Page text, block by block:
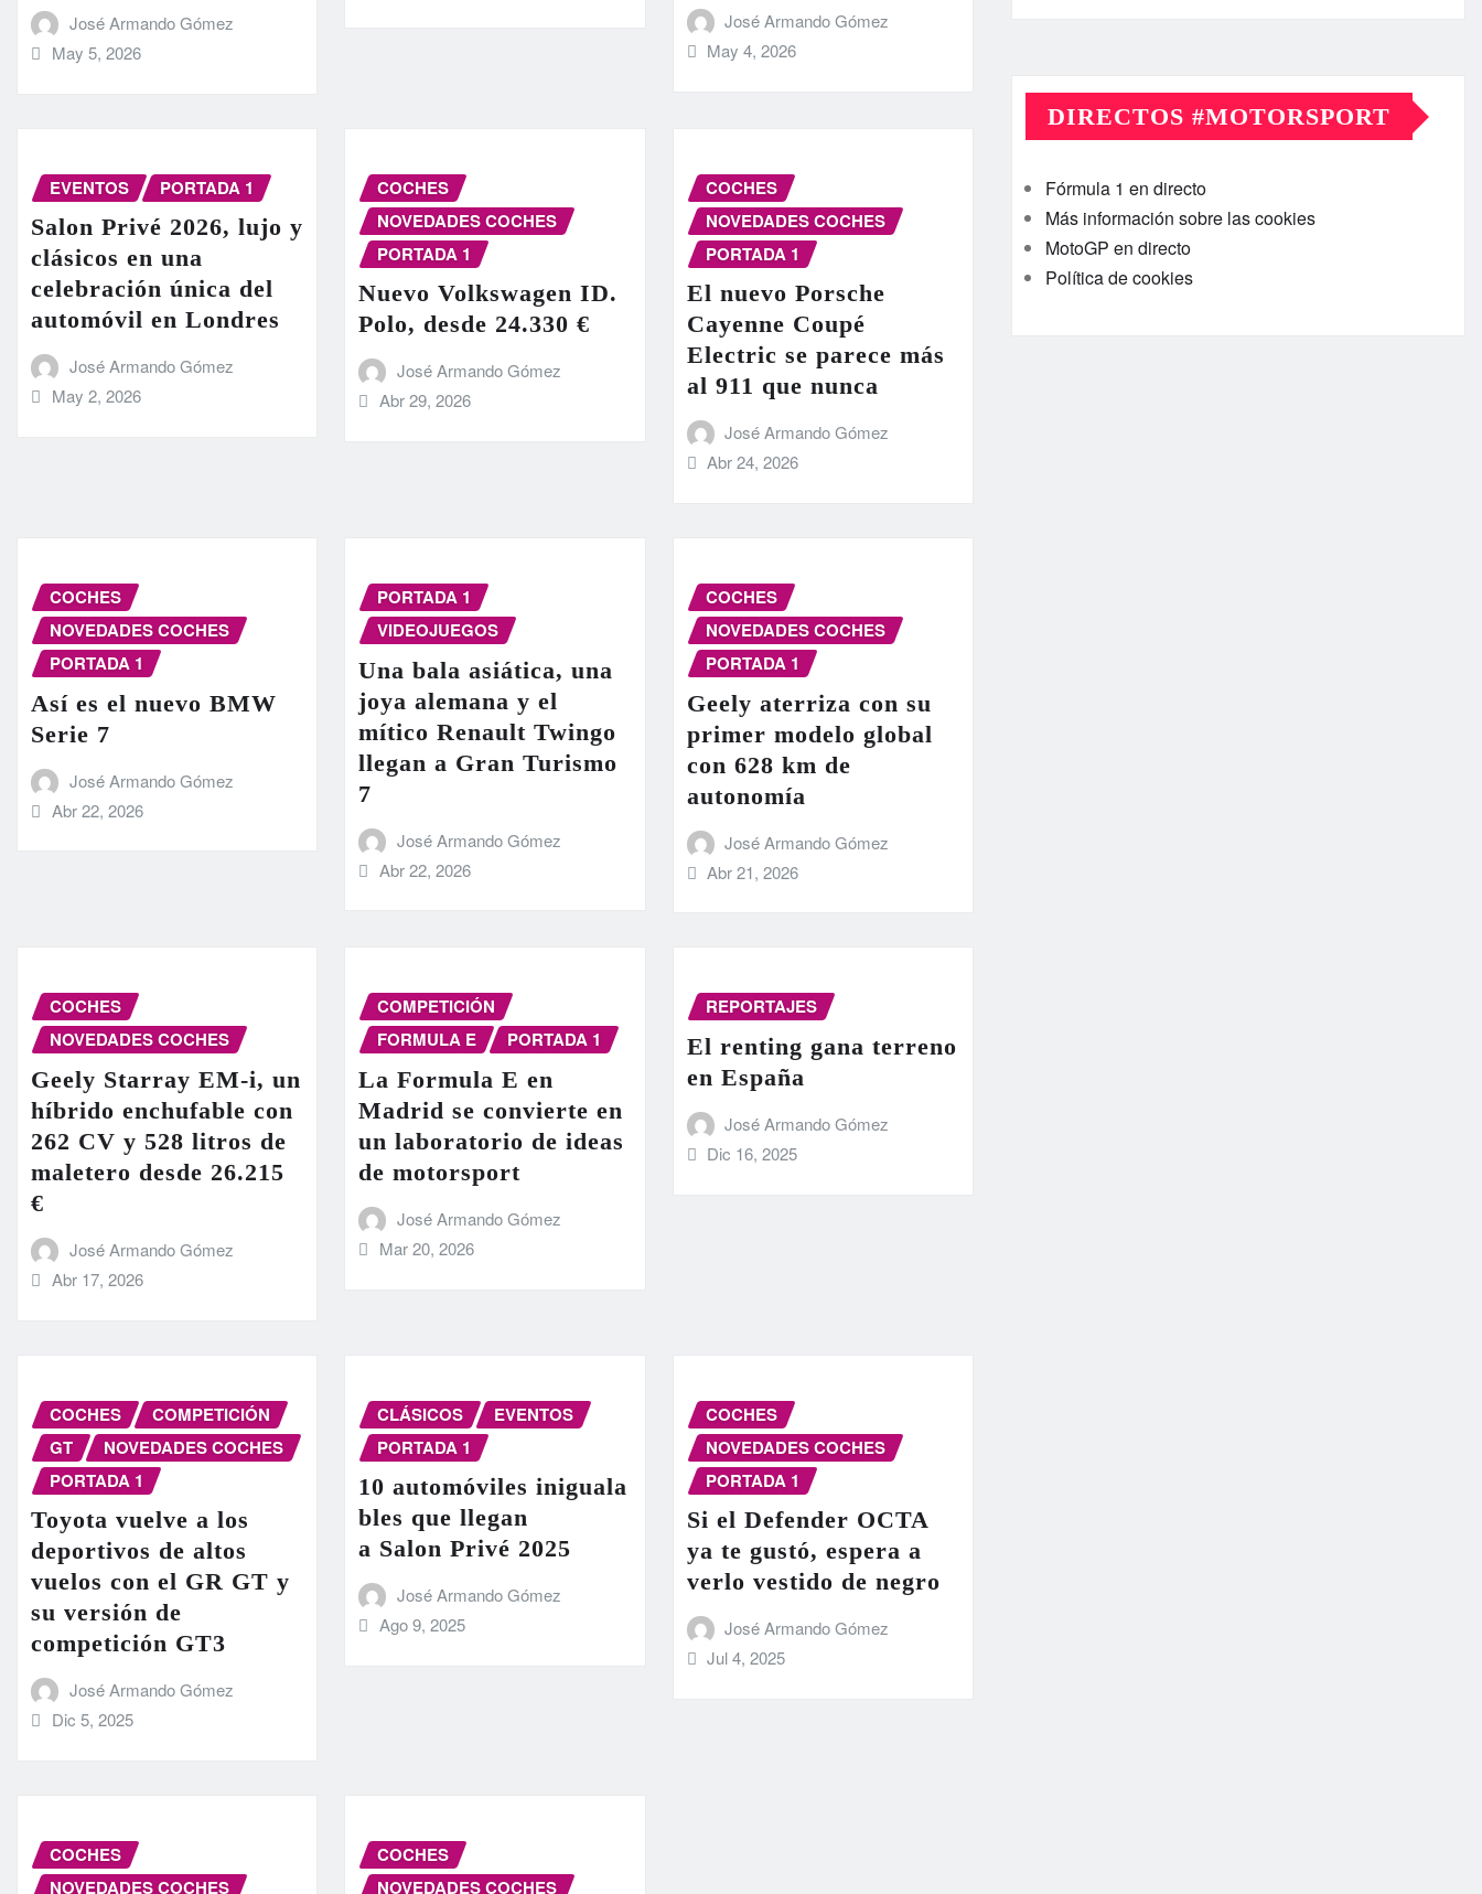
José Armando Gómez
May 5, 2026
José Armando Gómez
May 4, 2026
EVENTOS PORTADA 1
Salon Privé 2026, lujo y
clásicos en una
celebración única del
automóvil en Londres
José Armando Gómez
May 2, 2026
COCHES
NOVEDADES COCHES
PORTADA 1
Nuevo Volkswagen ID.
Polo, desde 24.330 €
José Armando Gómez
Abr 29, 2026
COCHES
NOVEDADES COCHES
PORTADA 1
El nuevo Porsche
Cayenne Coupé
Electric se parece más
al 911 que nunca
José Armando Gómez
Abr 24, 2026
COCHES
NOVEDADES COCHES
PORTADA 1
Así es el nuevo BMW
Serie 7
José Armando Gómez
Abr 22, 2026
PORTADA 1
VIDEOJUEGOS
Una bala asiática, una
joya alemana y el
mítico Renault Twingo
llegan a Gran Turismo
7
José Armando Gómez
Abr 22, 2026
COCHES
NOVEDADES COCHES
PORTADA 1
Geely aterriza con su
primer modelo global
con 628 km de
autonomía
José Armando Gómez
Abr 21, 2026
COCHES
NOVEDADES COCHES
Geely Starray EM-i, un
híbrido enchufable con
262 CV y 528 litros de
maletero desde 26.215
€
José Armando Gómez
Abr 17, 2026
COMPETICIÓN
FORMULA E
PORTADA 1
La Formula E en
Madrid se convierte en
un laboratorio de ideas
de motorsport
José Armando Gómez
Mar 20, 2026
REPORTAJES
El renting gana terreno
en España
José Armando Gómez
Dic 16, 2025
COCHES
COMPETICIÓN
GT
NOVEDADES COCHES
PORTADA 1
Toyota vuelve a los
deportivos de altos
vuelos con el GR GT y
su versión de
competición GT3
José Armando Gómez
Dic 5, 2025
CLÁSICOS
EVENTOS
PORTADA 1
10 automóviles iniguala
bles que llegan
a Salon Privé 2025
José Armando Gómez
Ago 9, 2025
COCHES
NOVEDADES COCHES
PORTADA 1
Si el Defender OCTA
ya te gustó, espera a
verlo vestido de negro
José Armando Gómez
Jul 4, 2025
COCHES
NOVEDADES COCHES
COCHES
NOVEDADES COCHES
DIRECTOS #MOTORSPORT
Fórmula 1 en directo
Más información sobre las cookies
MotoGP en directo
Política de cookies